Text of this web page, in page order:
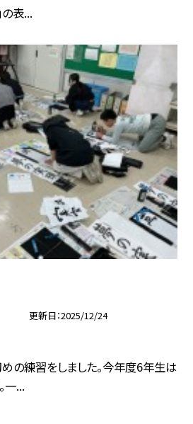
の表...
更新日 2025/12/24
の練習をしました。今年度6年生は
一...